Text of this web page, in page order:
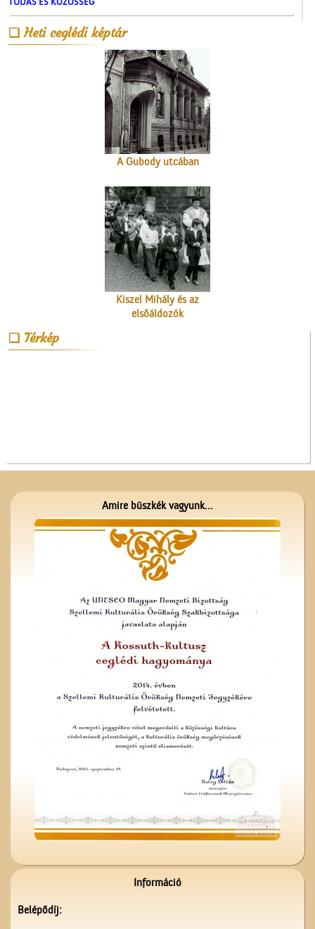
Heti ceglédi képtár
A Czeglédi Népbank Rt.
A Gubody utcában
Kiszel Mihály és az
elsőáldozók
A Népbolt
Ünnepi Kossuth Hét
Cegléden 1948-ban
Lajos utcából
Térkép
Amire büszkék vagyunk...
Információ
Belépődíj: